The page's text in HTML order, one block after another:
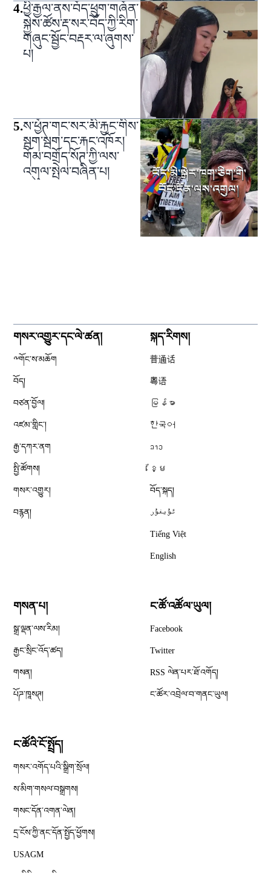
4.ཕྱི་རྒྱལ་ནས་བོད་ཕྲུག་གཞོན་
སྐྱེས་ཚོས་རྡ་སར་བོད་ཀྱི་རིག་
གཞུང་སྦྱོང་བརྡར་ལ་ཞུགས་
པ།
5.ས་ཕྱོཊ་གང་སར་མི་རྐྱང་གིས་
སྦག་སྦག་དང་རྐང་འཁོར།
གོམ་བགྲོད་སོཊ་ཀྱི་ལས་
འགུལ་སྤེལ་བཞིན་པ།
གསར་འགྱུར་དང་ལེ་ཚན།
༸གོང་ས་མཆོག
བོད།
བཙན་བྱོལ།
འཛམ་གླིང༌།
རྒྱ་དཀར་ནག
སྤྱི་ཚོགས།
གསར་འགྱུར།
བརྙན།
སྐད་རིགས།
普通话
粤语
မြန်မာ
한국어
ລາວ
ខ្មែ
བོད་སྐད།
ئۇيغۇر
Tiếng Việt
English
གསན་པ།
སྒྲ་ལྡན་ལས་རིམ།
རྒྱང་སྲིང་འོད་ཚད།
གསན།
པོཌ་ཁཱསཊ།
ང་ཚོ་འཚོལ་ཡུལ།
Facebook
Twitter
RSS ལེན་པར་ཐོ་འགོད།
ང་ཚོར་འབྲེལ་བ་གནང་ཡུལ།
ང་ཚོའི་ངོ་སྤྲོད།
གསར་འགོད་པའི་སྒྲིག་སྲོལ།
ས་མིག་གསལ་བསྒྲགས།
གསང་དོན་འགན་ལེན།
དྲ་ངོས་ཀྱི་ནང་དོན་སྤྱོད་ཕྱོགས།
USAGM